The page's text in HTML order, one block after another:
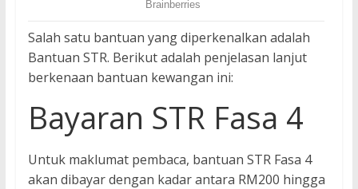
Salah satu bantuan yang diperkenalkan adalah
Bantuan STR. Berikut adalah penjelasan lanjut
berkenaan bantuan kewangan ini:
Bayaran STR Fasa 4
Untuk maklumat pembaca, bantuan STR Fasa 4
akan dibayar dengan kadar antara RM200 hingga